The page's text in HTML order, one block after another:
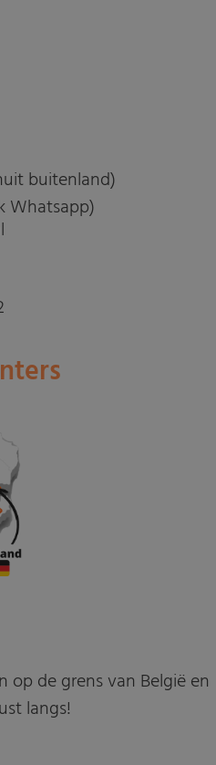
buitenland)
Whatsapp)
op de grens van België en
langs!